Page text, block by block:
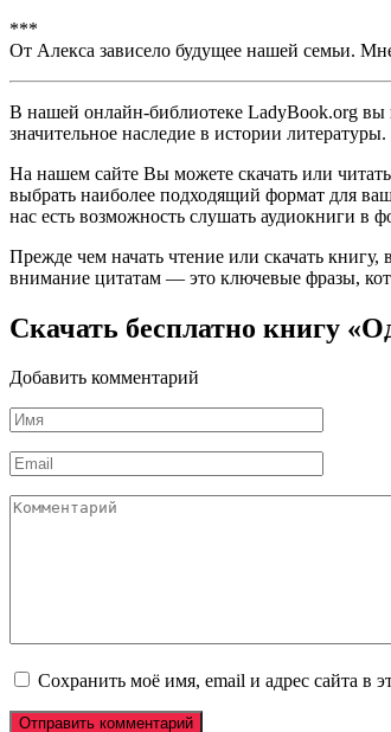
***
От Алекса зависело будущее нашей семьи.
В нашей онлайн-библиотеке LadyBook.org вы
значительное наследие в истории литературы.
На нашем сайте Вы можете скачать или
выбрать наиболее подходящий формат для
нас есть возможность слушать аудиокниги в
Прежде чем начать чтение или скачать
внимание цитатам — это ключевые фразы,
Скачать бесплатно книгу
Добавить комментарий
Имя
*
Email
*
Комментарий
Сохранить моё имя, email и адрес сайта в